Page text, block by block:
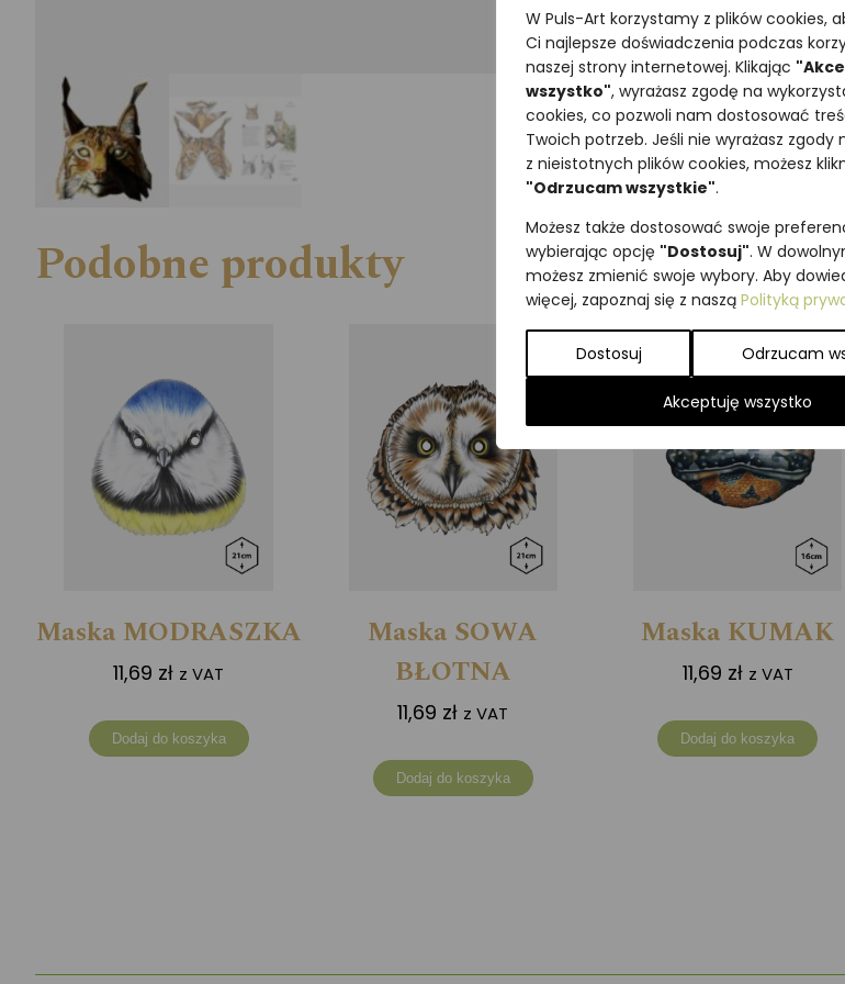
W Puls-Art korzystamy z plików cookies,
Ci najlepsze doświadczenia podczas
naszej strony internetowej. Klikając
wszystko", wyrażasz zgodę na
cookies, co pozwoli nam dostosować
Twoich potrzeb. Jeśli nie wyrażasz zgody
z nieistotnych plików cookies, możesz
"Odrzucam wszystkie".
Możesz także dostosować swoje
wybierając opcję "Dostosuj". W
możesz zmienić swoje wybory. Aby
więcej, zapoznaj się z naszą Polityką
Dostosuj Odrzucam
Akceptuję wszystko
Podobne produkty
Maska MODRASZKA
11,69 zł z VAT
Dodaj do koszyka
Maska SOWA
BŁOTNA
11,69 zł z VAT
Dodaj do koszyka
Maska KUMAK
11,69 zł z VAT
Dodaj do koszyka